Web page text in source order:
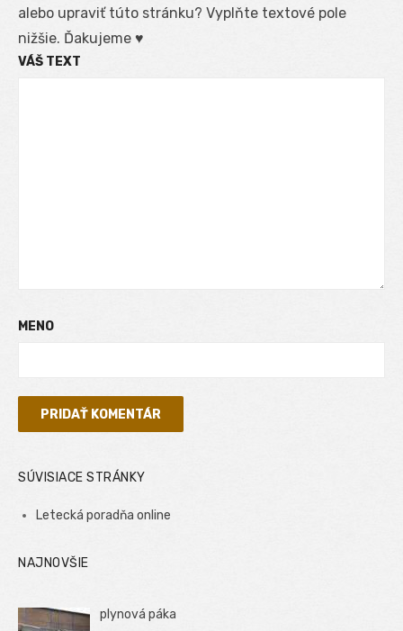
alebo upraviť túto stránku? Vyplňte textové pole
nižšie. Ďakujeme ♥
VÁŠ TEXT
MENO
SÚVISIACE STRÁNKY
Letecká poradňa online
NAJNOVŠIE
plynová páka